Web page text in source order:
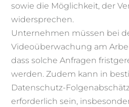
sowie die Möglichkeit, der
widersprechen.
Unternehmen müssen bei
Videoüberwachung am
dass solche Anfragen
werden. Zudem kann in
Datenschutz-
erforderlich sein,